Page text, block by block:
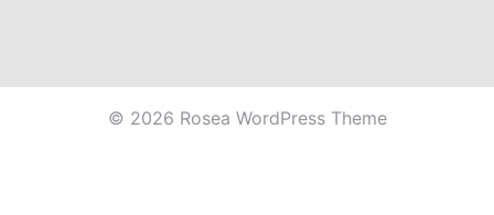
© 2026 Rosea WordPress Theme